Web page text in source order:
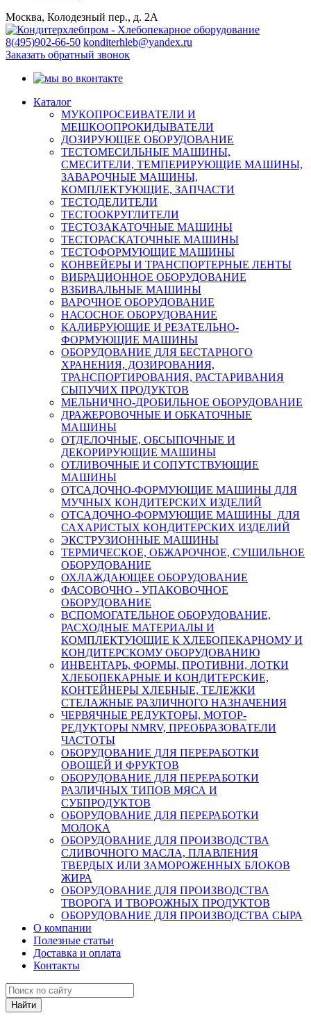
Москва, Колодезный пер., д. 2А
8(495)902-66-50 konditerhleb@yandex.ru
Заказать обратный звонок
Каталог
МУКОПРОСЕИВАТЕЛИ И
МЕШКООПРОКИДЫВАТЕЛИ
ДОЗИРУЮЩЕЕ ОБОРУДОВАНИЕ
ТЕСТОМЕСИЛЬНЫЕ МАШИНЫ,
СМЕСИТЕЛИ, ТЕМПЕРИРУЮЩИЕ МАШИНЫ,
ЗАВАРОЧНЫЕ МАШИНЫ,
КОМПЛЕКТУЮЩИЕ, ЗАПЧАСТИ
ТЕСТОДЕЛИТЕЛИ
ТЕСТООКРУГЛИТЕЛИ
ТЕСТОЗАКАТОЧНЫЕ МАШИНЫ
ТЕСТОРАСКАТОЧНЫЕ МАШИНЫ
ТЕСТОФОРМУЮЩИЕ МАШИНЫ
КОНВЕЙЕРЫ И ТРАНСПОРТЕРНЫЕ ЛЕНТЫ
ВИБРАЦИОННОЕ ОБОРУДОВАНИЕ
ВЗБИВАЛЬНЫЕ МАШИНЫ
ВАРОЧНОЕ ОБОРУДОВАНИЕ
НАСОСНОЕ ОБОРУДОВАНИЕ
КАЛИБРУЮЩИЕ И РЕЗАТЕЛЬНО-
ФОРМУЮЩИЕ МАШИНЫ
ОБОРУДОВАНИЕ ДЛЯ БЕСТАРНОГО
ХРАНЕНИЯ, ДОЗИРОВАНИЯ,
ТРАНСПОРТИРОВАНИЯ, РАСТАРИВАНИЯ
СЫПУЧИХ ПРОДУКТОВ
МЕЛЬНИЧНО-ДРОБИЛЬНОЕ ОБОРУДОВАНИЕ
ДРАЖЕРОВОЧНЫЕ И ОБКАТОЧНЫЕ
МАШИНЫ
ОТДЕЛОЧНЫЕ, ОБСЫПОЧНЫЕ И
ДЕКОРИРУЮЩИЕ МАШИНЫ
ОТЛИВОЧНЫЕ И СОПУТСТВУЮЩИЕ
МАШИНЫ
ОТСАДОЧНО-ФОРМУЮЩИЕ МАШИНЫ ДЛЯ
МУЧНЫХ КОНДИТЕРСКИХ ИЗДЕЛИЙ
ОТСАДОЧНО-ФОРМУЮЩИЕ МАШИНЫ ДЛЯ
САХАРИСТЫХ КОНДИТЕРСКИХ ИЗДЕЛИЙ
ЭКСТРУЗИОННЫЕ МАШИНЫ
ТЕРМИЧЕСКОЕ, ОБЖАРОЧНОЕ, СУШИЛЬНОЕ
ОБОРУДОВАНИЕ
ОХЛАЖДАЮЩЕЕ ОБОРУДОВАНИЕ
ФАСОВОЧНО - УПАКОВОЧНОЕ
ОБОРУДОВАНИЕ
ВСПОМОГАТЕЛЬНОЕ ОБОРУДОВАНИЕ,
РАСХОДНЫЕ МАТЕРИАЛЫ И
КОМПЛЕКТУЮЩИЕ К ХЛЕБОПЕКАРНОМУ И
КОНДИТЕРСКОМУ ОБОРУДОВАНИЮ
ИНВЕНТАРЬ, ФОРМЫ, ПРОТИВНИ, ЛОТКИ
ХЛЕБОПЕКАРНЫЕ И КОНДИТЕРСКИЕ,
КОНТЕЙНЕРЫ ХЛЕБНЫЕ, ТЕЛЕЖКИ
СТЕЛАЖНЫЕ РАЗЛИЧНОГО НАЗНАЧЕНИЯ
ЧЕРВЯЧНЫЕ РЕДУКТОРЫ, МОТОР-
РЕДУКТОРЫ NMRV, ПРЕОБРАЗОВАТЕЛИ
ЧАСТОТЫ
ОБОРУДОВАНИЕ ДЛЯ ПЕРЕРАБОТКИ
ОВОЩЕЙ И ФРУКТОВ
ОБОРУДОВАНИЕ ДЛЯ ПЕРЕРАБОТКИ
РАЗЛИЧНЫХ ТИПОВ МЯСА И
СУБПРОДУКТОВ
ОБОРУДОВАНИЕ ДЛЯ ПЕРЕРАБОТКИ
МОЛОКА
ОБОРУДОВАНИЕ ДЛЯ ПРОИЗВОДСТВА
СЛИВОЧНОГО МАСЛА, ПЛАВЛЕНИЯ
ТВЕРДЫХ ИЛИ ЗАМОРОЖЕННЫХ БЛОКОВ
ЖИРА
ОБОРУДОВАНИЕ ДЛЯ ПРОИЗВОДСТВА
ТВОРОГА И ТВОРОЖНЫХ ПРОДУКТОВ
ОБОРУДОВАНИЕ ДЛЯ ПРОИЗВОДСТВА СЫРА
О компании
Полезные статьи
Доставка и оплата
Контакты